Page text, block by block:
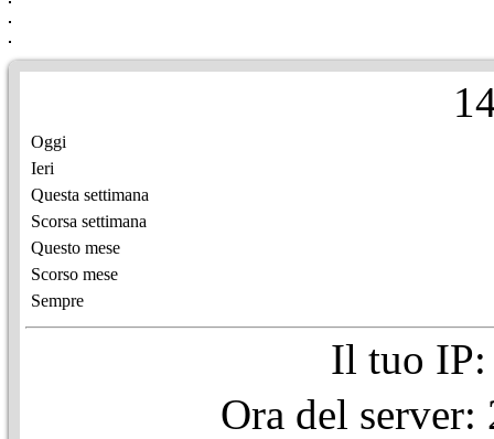
1
Oggi
Ieri
Questa settimana
Scorsa settimana
Questo mese
Scorso mese
Sempre
Il tuo IP:
Ora del